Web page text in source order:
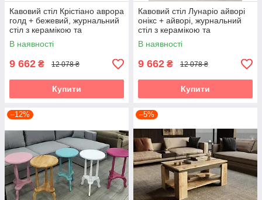
Кавовий стіл Крістіано аврора
голд + бежевий, журнальний
стіл з керамікою та
гартованим склом Vetro
В наявності
9 662 ₴ 12 078 ₴
Купити
Кавовий стіл Лунаріо айворі
онікс + айворі, журнальний
стіл з керамікою та
гартованим склом Vetro
В наявності
9 662 ₴ 12 078 ₴
Купити
–12% –5%